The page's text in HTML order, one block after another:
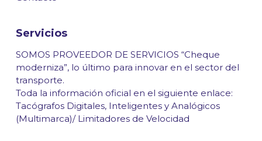
Servicios
SOMOS PROVEEDOR DE SERVICIOS “Cheque
moderniza”, lo último para innovar en el sector del
transporte.
Toda la información oficial en el siguiente enlace:
Tacógrafos Digitales, Inteligentes y Analógicos
(Multimarca)/ Limitadores de Velocidad